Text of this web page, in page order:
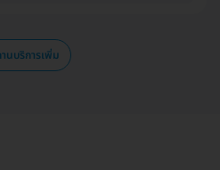
นบริการเพิ่ม